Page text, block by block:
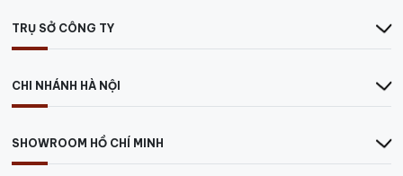
Kết hợp món ăn:
Phục vụ:
>>>Xem thêm các dòng RƯỢU NGOẠI CHÍNH
TRỤ SỞ CÔNG TY
CHI NHÁNH HÀ NỘI
SHOWROOM HỒ CHÍ MINH